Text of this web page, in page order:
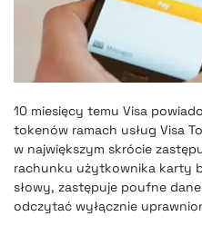
10 miesięcy temu Visa
tokenów ramach usług Visa
w największym skrócie
rachunku użytkownika karty
słowy, zastępuje poufne
odczytać wyłącznie